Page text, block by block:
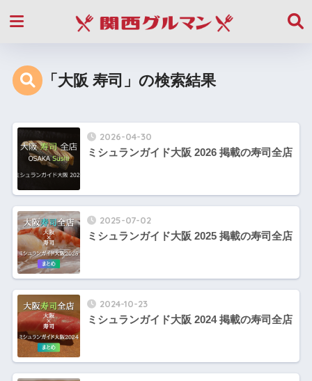
「大阪 寿司」の検索結果
2026-04-30
ミシュランガイド大阪 2026 掲載の寿司全店
2025-07-02
ミシュランガイド大阪 2025 掲載の寿司全店
2024-10-23
ミシュランガイド大阪 2024 掲載の寿司全店